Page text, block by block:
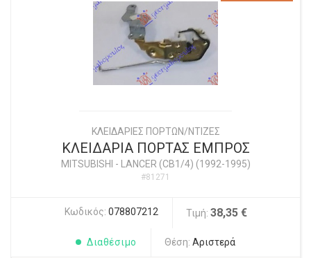
ΚΛΕΙΔΑΡΙΕΣ ΠΟΡΤΩΝ/ΝΤΙΖΕΣ
ΚΛΕΙΔΑΡΙΑ ΠΟΡΤΑΣ ΕΜΠΡΟΣ
MITSUBISHI - LANCER (CB1/4) (1992-1995)
#81271
Κωδικός: 078807212 Τιμή: 38,35 €
Διαθέσιμο Θέση: Αριστερά